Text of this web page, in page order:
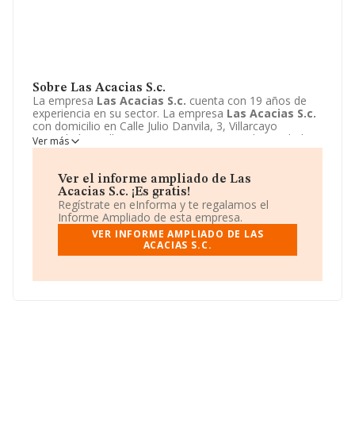
Sobre Las Acacias S.c.
La empresa Las Acacias S.c. cuenta con 19 años de
experiencia en su sector. La empresa Las Acacias S.c.
con domicilio en Calle Julio Danvila, 3, Villarcayo
Merindad Castilla Vieja, Burgos. Su principal actividad
CNAE es 5611 - Restaurantes. La empresaLas Acacias
Ver más
Ver el informe ampliado de Las
Acacias S.c. ¡Es gratis!
Regístrate en eInforma y te regalamos el
Informe Ampliado de esta empresa.
VER INFORME AMPLIADO DE LAS
ACACIAS S.C.